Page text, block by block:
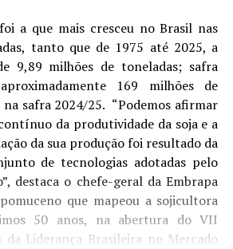
a que mais cresceu no Brasil nas
tanto que de 1975 até 2025, a
9,89 milhões de toneladas; safra
169 milhões de
safra 2024/25. “Podemos afirmar
da produtividade da soja e a
da sua produção foi resultado da
de tecnologias adotadas pelo
destaca o chefe-geral da Embrapa
que mapeou a sojicultora
50 anos, na abertura do VII
da Liderança Brasileira no Mercado